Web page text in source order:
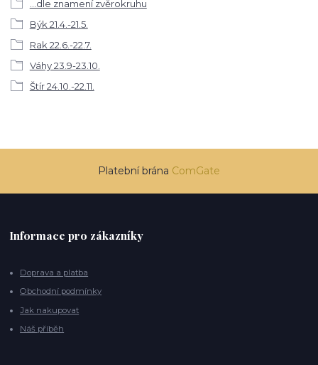
...dle znamení zvěrokruhu
Býk 21.4.-21.5.
Rak 22.6.-22.7.
Váhy 23.9-23.10.
Štír 24.10.-22.11.
Platební brána ComGate
Informace pro zákazníky
Doprava a platba
Obchodní podmínky
Jak nakupovat
Náš příběh